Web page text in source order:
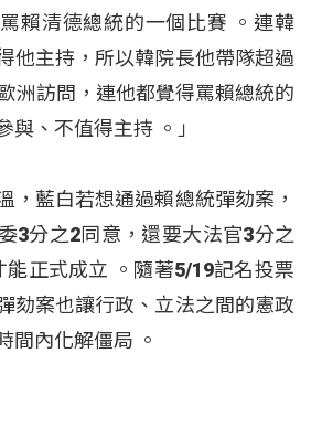
賴清德總統的一個比賽 。連韓
他主持，所以韓院長他帶隊超過
洲訪問，連他都覺得罵賴總統的
與、不值得主持 。」
，藍白若想通過賴總統彈劾案，
3分之2同意，還要大法官3分之
能正式成立 。隨著5/19記名投票
劾案也讓行政、立法之間的憲政
間內化解僵局 。